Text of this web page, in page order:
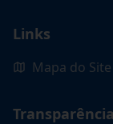
Links
Mapa do Site
Transparência